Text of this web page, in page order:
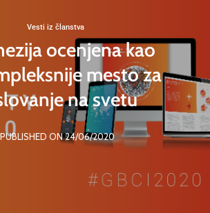
Vesti iz članstva
ocenjena kao
mesto za
na svetu
PUBLISHED ON 24/06/2020